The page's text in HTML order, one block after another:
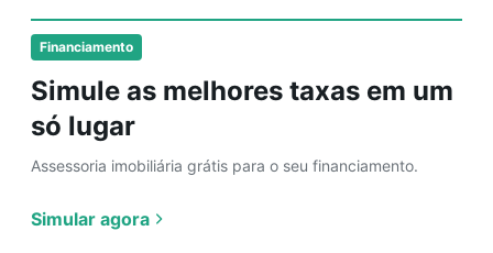
Financiamento
Simule as melhores taxas em um
só lugar
Assessoria imobiliária grátis para o seu financiamento.
Simular agora